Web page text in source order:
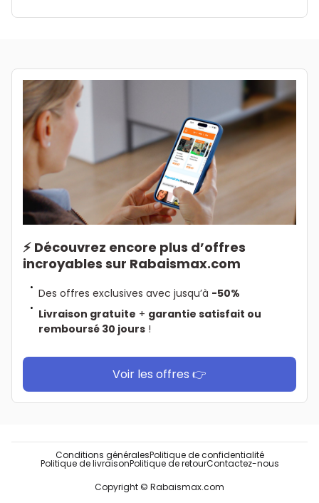
⚡ Découvrez encore plus d’offres
incroyables sur Rabaismax.com
Des offres exclusives avec jusqu’à -50%
Livraison gratuite + garantie satisfait ou
remboursé 30 jours!
Voir les offres 👉
Conditions généralesPolitique de confidentialité
Politique de livraisonPolitique de retourContactez-nous
Copyright © Rabaismax.com